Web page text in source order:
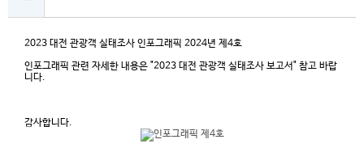
2023 대전 관광객 실태조사 인포그래픽 2024년 제4호
인포그래픽 관련 자세한 내용은 "2023 대전 관광객 실태조사 보고서" 참고 바랍
니다.
감사합니다.